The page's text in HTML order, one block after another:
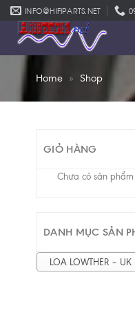
Skip
to
content
INFO@HIFIPARTS.NET
Home » Shop
GIỎ HÀNG
Chưa có sản
DANH MỤC SẢN
LOA LOWTHER – UK